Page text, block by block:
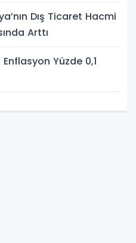
Dış Ticaret Hacmi
Arttı
Yüzde 0,1